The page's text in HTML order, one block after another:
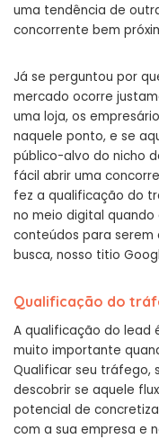
uma tendência de
concorrente bem
Já se perguntou por
mercado ocorre
uma loja, os
naquele ponto, e se
público-alvo do nicho
fácil abrir uma
fez a qualificação do
no meio digital
conteúdos para serem
busca, nosso titio
Qualificação do
A qualificação do
muito importante
Qualificar seu tráfego,
descobrir se aquele
potencial de
com a sua empresa e